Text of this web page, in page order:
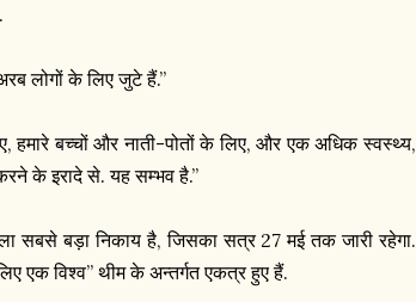
लोगों के लिए जुटे हैं.”
हमारे बच्चों और नाती-पोतों के लिए, और एक अधिक स्वस्थ्य,
के इरादे से. यह सम्भव है.”
सबसे बड़ा निकाय है, जिसका सत्र 27 मई तक जारी रहेगा.
एक विश्व” थीम के अन्तर्गत एकत्र हुए हैं.